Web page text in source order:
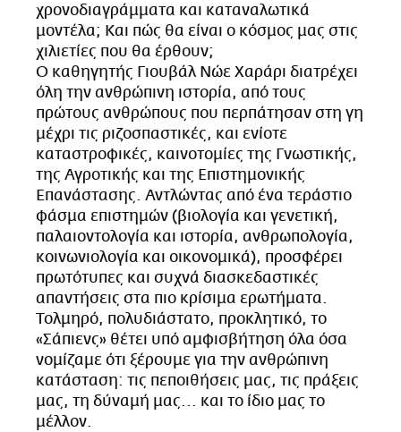
χρονοδιαγράμματα και καταναλωτικά
μοντέλα; Και πώς θα είναι ο κόσμος μας στις
χιλιετίες που θα έρθουν;
Ο καθηγητής Γιουβάλ Νώε Χαράρι διατρέχει
όλη την ανθρώπινη ιστορία, από τους
πρώτους ανθρώπους που περπάτησαν στη γη
μέχρι τις ριζοσπαστικές, και ενίοτε
καταστροφικές, καινοτομίες της Γνωστικής,
της Αγροτικής και της Επιστημονικής
Επανάστασης. Αντλώντας από ένα τεράστιο
φάσμα επιστημών (βιολογία και γενετική,
παλαιοντολογία και ιστορία, ανθρωπολογία,
κοινωνιολογία και οικονομικά), προσφέρει
πρωτότυπες και συχνά διασκεδαστικές
απαντήσεις στα πιο κρίσιμα ερωτήματα.
Τολμηρό, πολυδιάστατο, προκλητικό, το
«Σάπιενς» θέτει υπό αμφισβήτηση όλα όσα
νομίζαμε ότι ξέρουμε για την ανθρώπινη
κατάσταση: τις πεποιθήσεις μας, τις πράξεις
μας, τη δύναμή μας... και το ίδιο μας το
μέλλον.